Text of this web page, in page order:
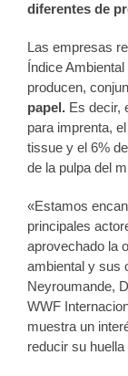
diferentes de
Las empresas
Índice
producen,
papel. Es decir,
para imprenta,
tissue y el 6%
de la pulpa del
«Estamos
principales
aprovechado la
ambiental y sus
Neyroumande,
WWF
muestra un
reducir su